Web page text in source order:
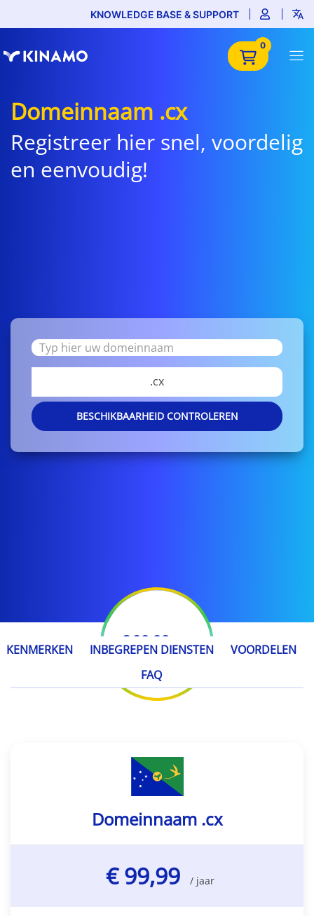
KNOWLEDGE BASE & SUPPORT
0
Domeinnaam .cx
Registreer hier snel, voordelig
en eenvoudig!
.cx
BESCHIKBAARHEID CONTROLEREN
€ 99,99 / jaar
KENMERKEN INBEGREPEN DIENSTEN
VOORDELEN
FAQ
Domeinnaam .cx
€ 99,99 / jaar